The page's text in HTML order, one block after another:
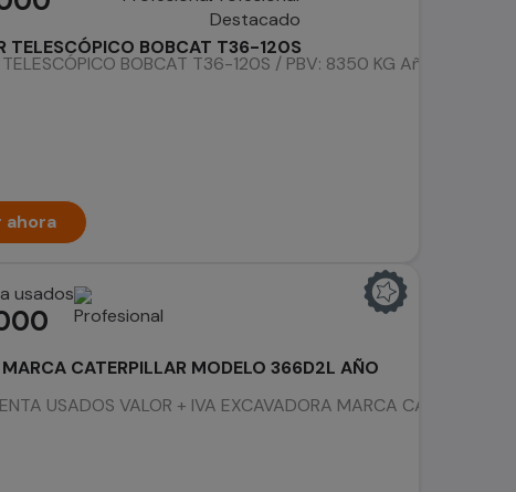
TELESCÓPICO BOBCAT T36-120S
TELESCÓPICO BOBCAT T36-120S / PBV: 8350 KG Año: 2016
usados
CATERPILLAR MODELO 366D2L AÑO
USADOS VALOR + IVA EXCAVADORA MARCA